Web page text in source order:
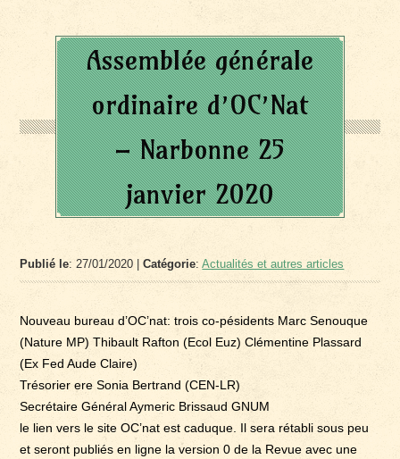
Assemblée générale
ordinaire d’OC’Nat
– Narbonne 25
janvier 2020
Publié le: 27/01/2020 |Catégorie:Actualités et autres articles
Nouveau bureau d’OC’nat: trois co-pésidents Marc Senouque
(Nature MP) Thibault Rafton (Ecol Euz) Clémentine Plassard
(Ex Fed Aude Claire)
Trésorier ere Sonia Bertrand (CEN-LR)
Secrétaire Général Aymeric Brissaud GNUM
le lien vers le site OC’nat est caduque. Il sera rétabli sous peu
et seront publiés en ligne la version 0 de la Revue avec une